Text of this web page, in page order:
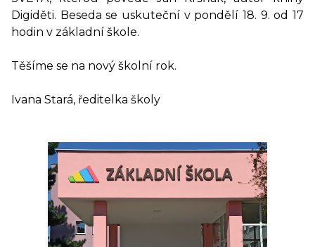
Digiděti. Beseda se uskuteční v pondělí 18. 9. od 17
hodin v základní škole.
Těšíme se na nový školní rok.
Ivana Stará, ředitelka školy